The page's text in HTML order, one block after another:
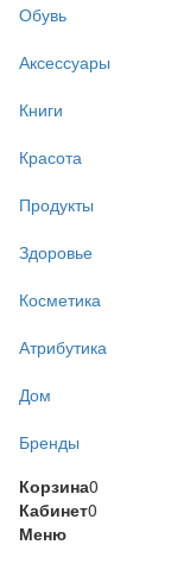
Обувь
Аксессуары
Книги
Красота
Продукты
Здоровье
Косметика
Атрибутика
Дом
Бренды
Корзина0
Кабинет0
Меню